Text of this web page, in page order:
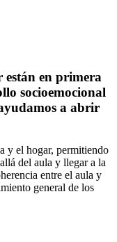
están en primera
socioemocional
a abrir
y el hogar, permitiendo
del aula y llegar a la
entre el aula y
general de los